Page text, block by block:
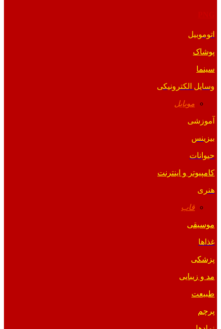
اتوموبیل
پوشاک
سینما
وسایل الکترونیکی
موبایل
آموزشی
بیزینس
حیوانات
کامپیوتر و اینترنت
هنری
قاب
موسیقی
غذاها
پزشکی
مد و زیبایی
طبیعت
پرچم